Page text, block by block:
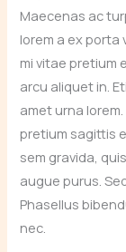
Maecenas ac
lorem a ex porta
mi vitae pretium
arcu aliquet in.
amet urna
pretium sagittis
sem gravida,
augue purus.
Phasellus
nec.